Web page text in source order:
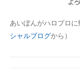
あいぼんがハロプロ
シャルブログから）